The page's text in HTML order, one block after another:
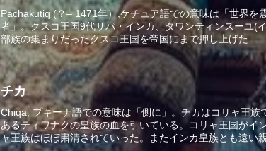
Pachakutiq (？– 1471年）,ケチュア語での意味は「世界を
者」。クスコ王国9代サパ・インカ、タワンティンスーユ(
部族の集まりだったクスコ王国を帝国にまで押し上げた...
チカ
Chiqa, プキーナ語での意味は「側に」。チカはコリャ王族
あるティワナクの皇族の血を引いている。コリャ王国がイ
ャ王族はほぼ粛清されていった。またインカ皇族とも遠い